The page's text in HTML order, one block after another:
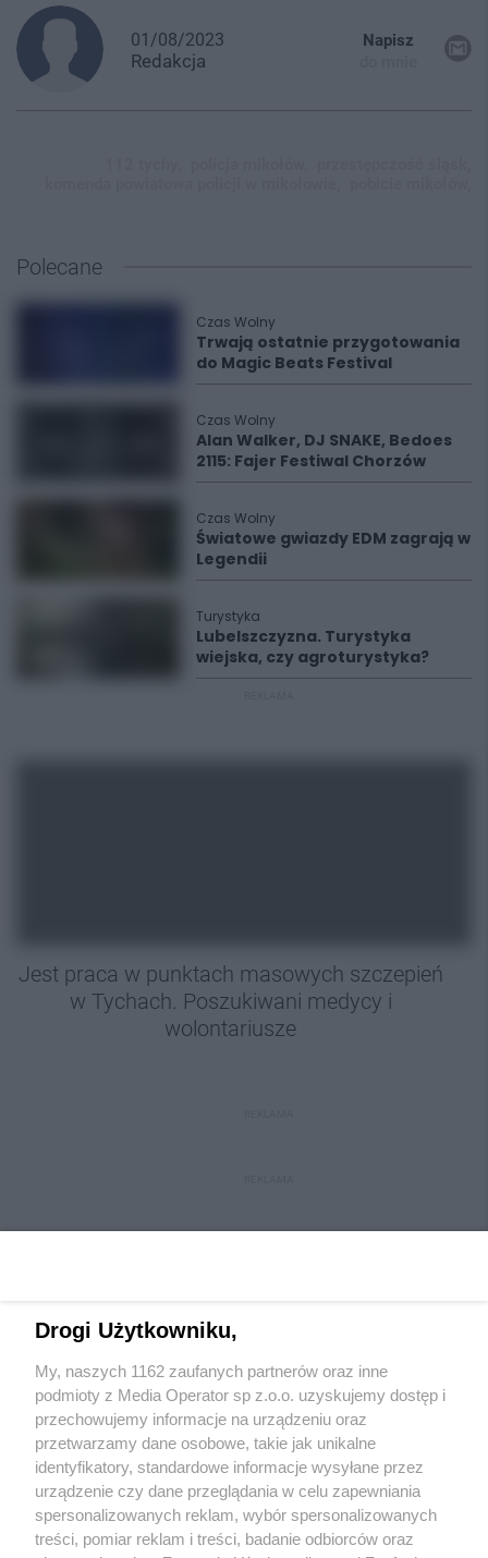
01/08/2023
Redakcja
Napisz
Polecane
Czas Wolny
Trwają ostatnie przygotowania
do Magic Beats Festival
Czas Wolny
Alan Walker, DJ SNAKE, Bedoes
2115: Fajer Festiwal Chorzów
Czas Wolny
Światowe gwiazdy EDM zagrają w
Legendii
Turystyka
Lubelszczyzna. Turystyka
wiejska, czy agroturystyka?
Jest praca w punktach masowych szczepień
w Tychach. Poszukiwani medycy i
wolontariusze
Wydawca mediówlokalnych
Nie zapomnij
zapoznać się z:
polityką prywatności regulamin korzystania z portali
Drogi Użytkowniku,
My, naszych 1162 zaufanych partnerów oraz inne
podmioty z Media Operator sp z.o.o. uzyskujemy dostęp i
przechowujemy informacje na urządzeniu oraz
przetwarzamy dane osobowe, takie jak unikalne
identyfikatory, standardowe informacje wysyłane przez
urządzenie czy dane przeglądania w celu zapewniania
spersonalizowanych reklam, wybór spersonalizowanych
treści, pomiar reklam i treści, badanie odbiorców oraz